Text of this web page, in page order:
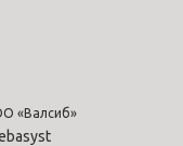
«Валсиб»